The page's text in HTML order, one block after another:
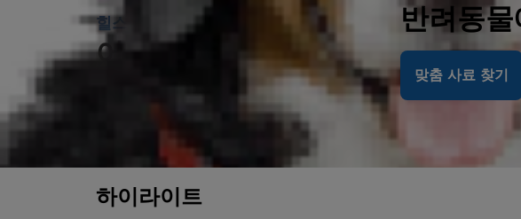
반려동
맞춤 사료 찾기
힐스 사이언스 다이어트
어덜트 6+ 라지 브리드 치킨밀,
6세 이상의 대형견에게 필요한 칼로리, 관절 건강, 아름다운 모질 지원
가까운 판매점/동물병원 찾기
하이라이트